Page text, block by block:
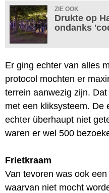
ZIE OOK
Drukte op
ondanks
Er ging echter van alles
protocol mochten er
terrein aanwezig zijn.
met een kliksysteem. De
echter überhaupt niet
waren er wel 500
Frietkraam
Van tevoren was ook
waarvan niet mocht